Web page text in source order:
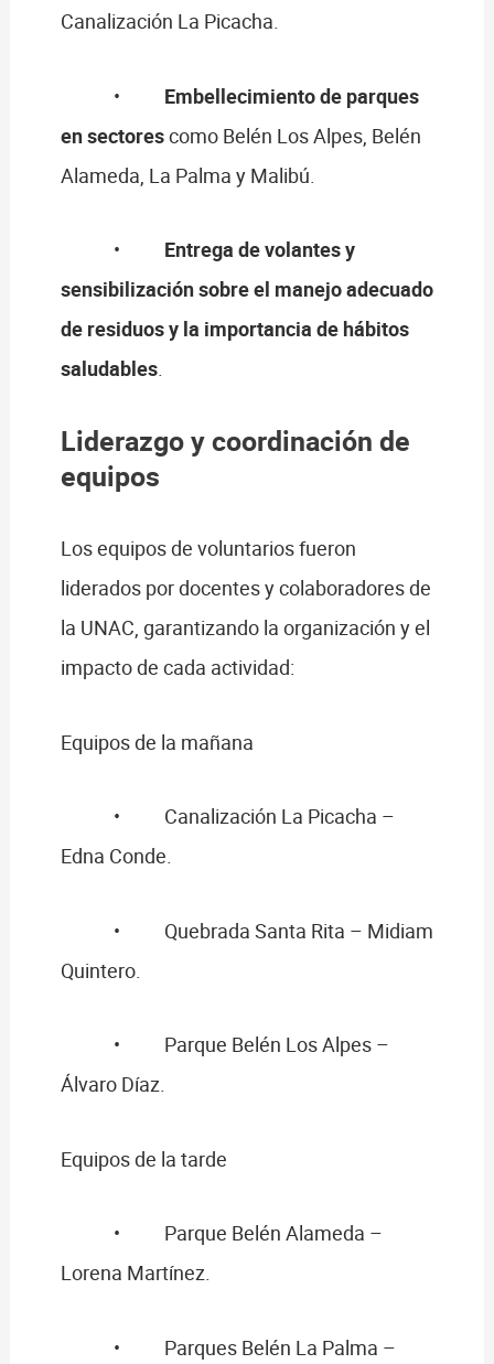
Canalización La Picacha.
• Embellecimiento de parques
en sectorescomo Belén Los Alpes, Belén
Alameda, La Palma y Malibú.
• Entrega de volantes y
sensibilización sobre el manejo adecuado
de residuos y la importancia de hábitos
saludables.
Liderazgo y coordinación de
equipos
Los equipos de voluntarios fueron
liderados por docentes y colaboradores de
la UNAC, garantizando la organización y el
impacto de cada actividad:
Equipos de la mañana
• Canalización La Picacha –
Edna Conde.
• Quebrada Santa Rita – Midiam
Quintero.
• Parque Belén Los Alpes –
Álvaro Díaz.
Equipos de la tarde
• Parque Belén Alameda –
Lorena Martínez.
• Parques Belén La Palma –